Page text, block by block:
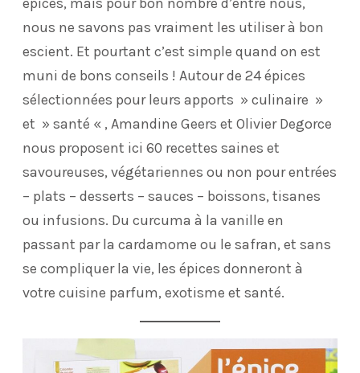
nous ne savons pas vraiment les utiliser à bon
escient. Et pourtant c’est simple quand on est
muni de bons conseils ! Autour de 24 épices
sélectionnées pour leurs apports » culinaire »
et » santé « , Amandine Geers et Olivier Degorce
nous proposent ici 60 recettes saines et
savoureuses, végétariennes ou non pour entrées
– plats – desserts – sauces – boissons, tisanes
ou infusions. Du curcuma à la vanille en
passant par la cardamome ou le safran, et sans
se compliquer la vie, les épices donneront à
votre cuisine parfum, exotisme et santé.